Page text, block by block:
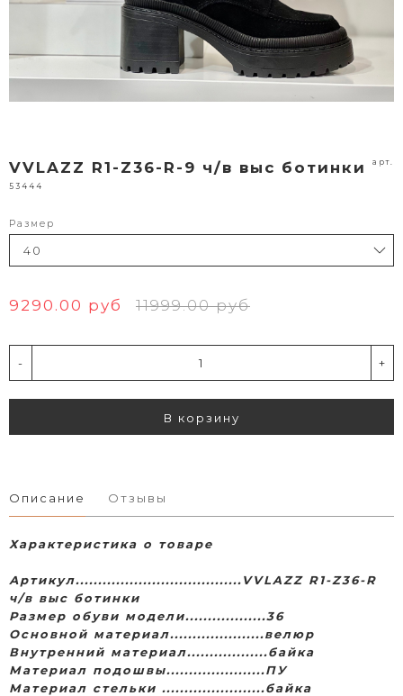
VVLAZZ R1-Z36-R-9 ч/в выс ботинки арт.
53444
Размер
9290.00 руб 11999.00 руб
- +
В корзину
Описание Отзывы
Характеристика о товаре
Артикул.....................................VVLAZZ R1-Z36-R
ч/в выс ботинки
Размер обуви модели..................36
Основной материал.....................велюр
Внутренний материал..................байка
Материал подошвы......................ПУ
Материал стельки .......................байка